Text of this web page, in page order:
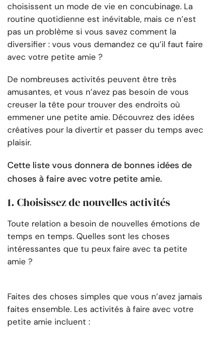
choisissent un mode de vie en concubinage. La
routine quotidienne est inévitable, mais ce n’est
pas un problème si vous savez comment la
diversifier : vous vous demandez ce qu’il faut faire
avec votre petite amie ?
De nombreuses activités peuvent être très
amusantes, et vous n’avez pas besoin de vous
creuser la tête pour trouver des endroits où
emmener une petite amie. Découvrez des idées
créatives pour la divertir et passer du temps avec
plaisir.
Cette liste vous donnera de bonnes idées de
choses à faire avec votre petite amie.
1. Choisissez de nouvelles activités
Toute relation a besoin de nouvelles émotions de
temps en temps. Quelles sont les choses
intéressantes que tu peux faire avec ta petite
amie ?
Faites des choses simples que vous n’avez jamais
faites ensemble. Les activités à faire avec votre
petite amie incluent :